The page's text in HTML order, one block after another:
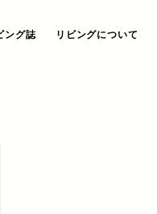
ング誌 リビングについて